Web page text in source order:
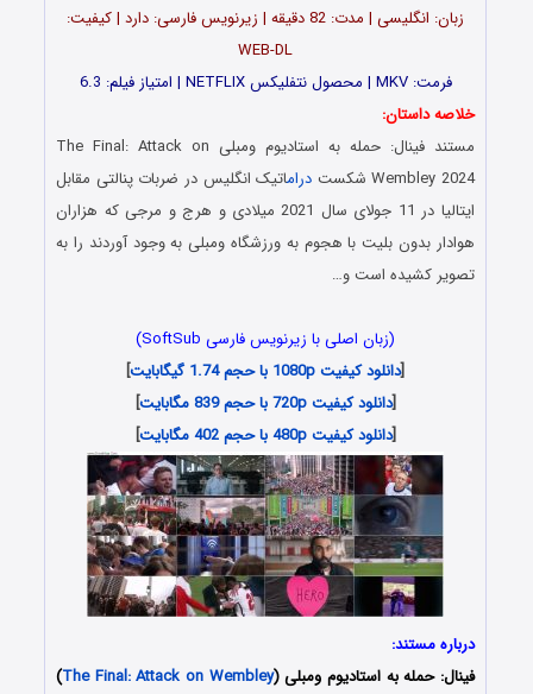
زبان: انگلیسی | مدت: 82 دقیقه | زیرنویس فارسی: دارد | کیفیت:
WEB-DL
فرمت: MKV | محصول نتفلیکس NETFLIX | امتیاز فیلم: 6.3
خلاصه داستان:
مستند فینال: حمله به استادیوم ومبلی The Final: Attack on
Wembley 2024 شکست
دراماتیک انگلیس در ضربات پنالتی مقابل
ایتالیا در 11 جولای سال 2021 میلادی و هرج و مرجی که هزاران
هوادار بدون بلیت با هجوم به ورزشگاه ومبلی به وجود آوردند را به
تصویر کشیده است و…
(زبان اصلی با زیرنویس فارسی SoftSub)
[دانلود کیفیت 1080p با حجم 1.74 گیگابایت
]
[دانلود کیفیت 720p با حجم 839 مگابایت
]
[دانلود کیفیت 480p با حجم 402 مگابایت ]
درباره مستند:
فینال: حمله به استادیوم ومبلی (The Final: Attack on Wembley
)